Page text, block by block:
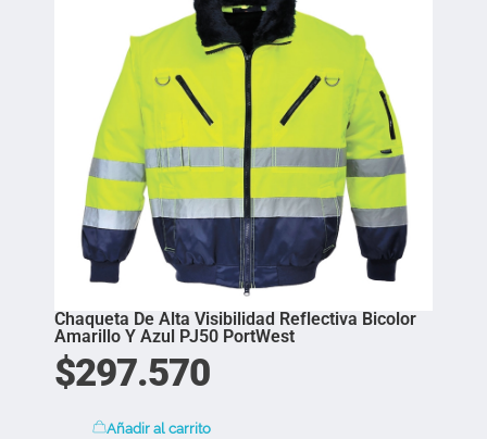
Chaqueta De Alta Visibilidad Reflectiva Bicolor
Amarillo Y Azul PJ50 PortWest
$297.570
Añadir al carrito